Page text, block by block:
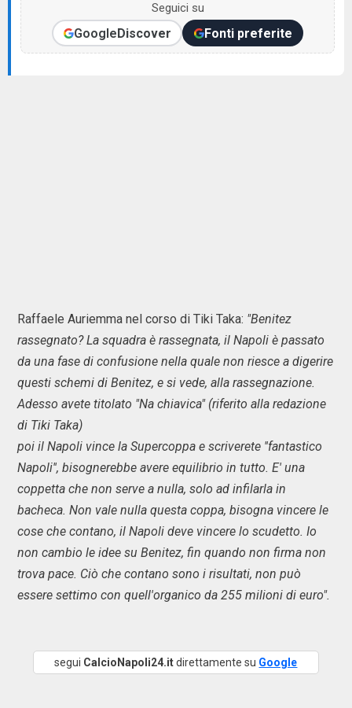
Seguici su
GoogleDiscover Fonti preferite
Raffaele Auriemma nel corso di Tiki Taka: "Benitez
rassegnato? La squadra è rassegnata, il Napoli è passato
da una fase di confusione nella quale non riesce a digerire
questi schemi di Benitez, e si vede, alla rassegnazione.
Adesso avete titolato "Na chiavica" (riferito alla redazione
di Tiki Taka)
poi il Napoli vince la Supercoppa e scriverete ''fantastico
Napoli'', bisognerebbe avere equilibrio in tutto. E' una
coppetta che non serve a nulla, solo ad infilarla in
bacheca. Non vale nulla questa coppa, bisogna vincere le
cose che contano, il Napoli deve vincere lo scudetto. Io
non cambio le idee su Benitez, fin quando non firma non
trova pace. Ciò che contano sono i risultati, non può
essere settimo con quell'organico da 255 milioni di euro".
segui CalcioNapoli24.itdirettamente su Google